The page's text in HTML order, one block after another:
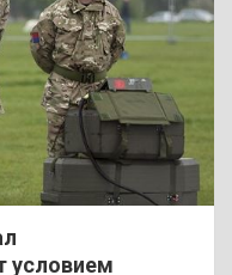
условием